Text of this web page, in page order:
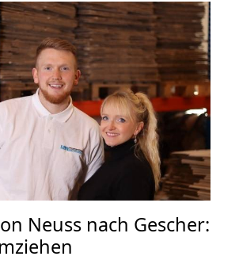
Neuss nach Gescher: